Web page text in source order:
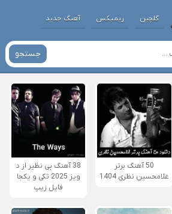
گلچین ریمیکس آهنگ جدید
جستجو
50 آهنگ برتر
غلامحسین نظری 1404
38 آهنگ بی نظیر از د
ویز 2025 تکی و یکجا
فایل زیپ